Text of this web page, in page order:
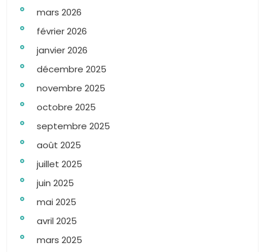
mars 2026
février 2026
janvier 2026
décembre 2025
novembre 2025
octobre 2025
septembre 2025
août 2025
juillet 2025
juin 2025
mai 2025
avril 2025
mars 2025